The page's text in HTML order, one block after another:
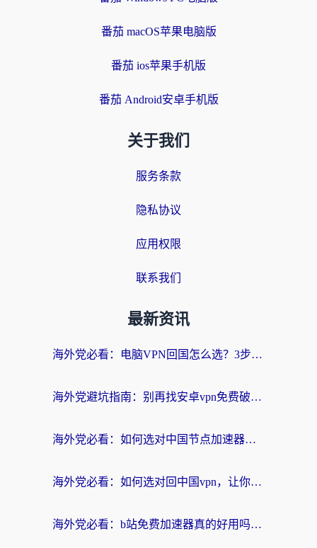
番茄 macOS苹果电脑版
番茄 ios苹果手机版
番茄 Android安卓手机版
关于我们
服务条款
隐私协议
应用权限
联系我们
最新资讯
海外党必看：电脑VPN回国怎么选？3步教你无缝访问国内资源
海外党避坑指南：别再找安卓vpn免费破解版了，这样选回国加速器才靠谱
海外党必看：如何选对中国节点加速器，告别国内资源访问卡顿？
海外党必看：如何选对回中国vpn，让你无缝刷剧、看英雄联盟直播？
海外党必看：b站免费加速器真的好用吗？3步选对回国加速器实现无缝追剧打游戏